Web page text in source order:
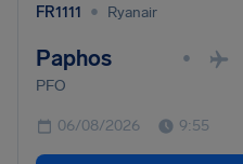
FR1111 • Ryanair
Paphos •
PFO
06/08/2026 9:55